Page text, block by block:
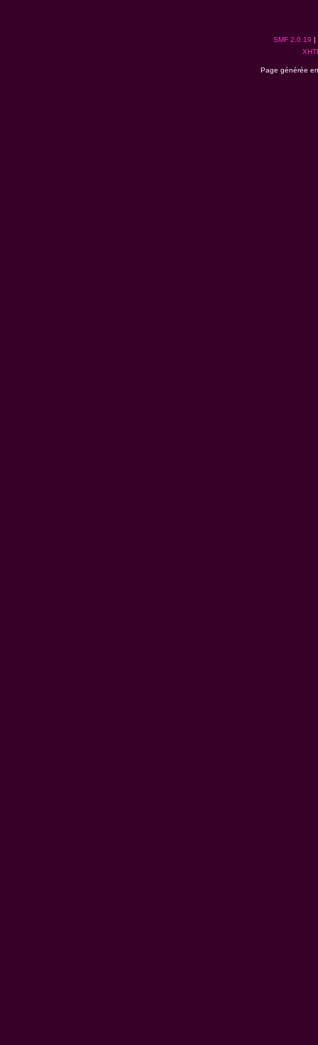
SMF 2.0.19 |
Page générée